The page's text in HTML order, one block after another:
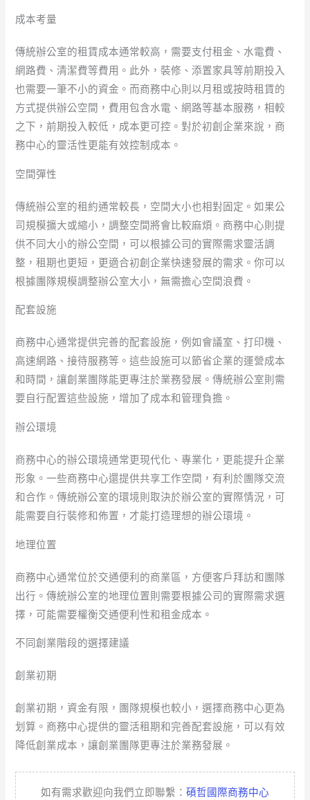
成本考量
傳統辦公室的租賃成本通常較高，需要支付租金、水電費、
網路費、清潔費等費用。此外，裝修、添置家具等前期投入
也需要一筆不小的資金。而商務中心則以月租或按時租賃的
方式提供辦公空間，費用包含水電、網路等基本服務，相較
之下，前期投入較低，成本更可控。對於初創企業來說，商
務中心的靈活性更能有效控制成本。
空間彈性
傳統辦公室的租約通常較長，空間大小也相對固定。如果公
司規模擴大或縮小，調整空間將會比較麻煩。商務中心則提
供不同大小的辦公空間，可以根據公司的實際需求靈活調
整，租期也更短，更適合初創企業快速發展的需求。你可以
根據團隊規模調整辦公室大小，無需擔心空間浪費。
配套設施
商務中心通常提供完善的配套設施，例如會議室、打印機、
高速網路、接待服務等。這些設施可以節省企業的運營成本
和時間，讓創業團隊能更專注於業務發展。傳統辦公室則需
要自行配置這些設施，增加了成本和管理負擔。
辦公環境
商務中心的辦公環境通常更現代化、專業化，更能提升企業
形象。一些商務中心還提供共享工作空間，有利於團隊交流
和合作。傳統辦公室的環境則取決於辦公室的實際情況，可
能需要自行裝修和佈置，才能打造理想的辦公環境。
地理位置
商務中心通常位於交通便利的商業區，方便客戶拜訪和團隊
出行。傳統辦公室的地理位置則需要根據公司的實際需求選
擇，可能需要權衡交通便利性和租金成本。
不同創業階段的選擇建議
創業初期
創業初期，資金有限，團隊規模也較小，選擇商務中心更為
划算。商務中心提供的靈活租期和完善配套設施，可以有效
降低創業成本，讓創業團隊更專注於業務發展。
如有需求歡迎向我們立即聯繫： 碩哲國際商務中心